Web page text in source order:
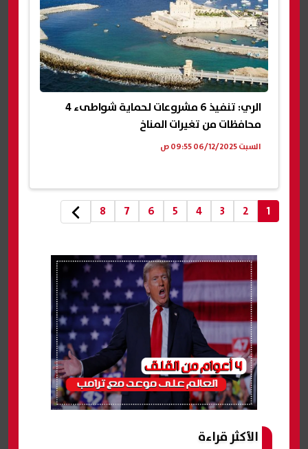
الري: تنفيذ 6 مشروعات لحماية شواطىء 4
محافظات من تغيرات المناخ
السبت 06/12/2025 09:55 ص
1
2
3
4
5
6
7
8
الأكثر قراءة